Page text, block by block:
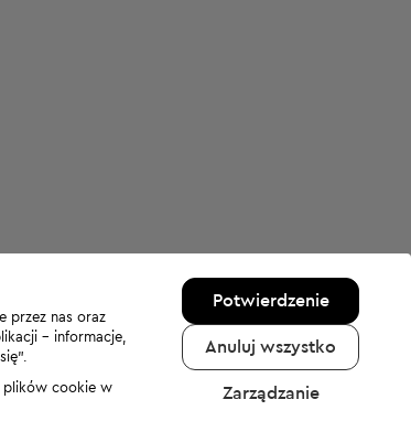
przez nas oraz
- informacje,
plików cookie w
Potwierdzenie
Anuluj wszystko
Zarządzanie